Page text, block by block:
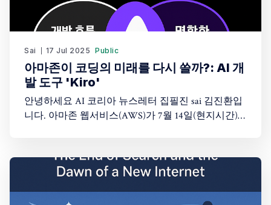
Sai 17 Jul 2025 Public
아마존이 코딩의 미래를 다시 쓸까?: AI 개
발 도구 'Kiro'
안녕하세요 AI 코리아 뉴스레터 집필진 sai 김진환입
니다. 아마존 웹서비스(AWS)가 7월 14일(현지시간)
3일 만에 구체적인 성과 사례들이 보고되고 있으며,
기존 AI 코딩 도구와는 다른 접근 방식으로 주목받고